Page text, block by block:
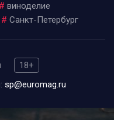
# виноделие
# Санкт-Петербург
18+
sp@euromag.ru